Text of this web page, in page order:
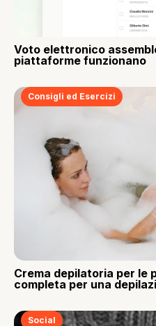
Voto elettronico
piattaforme funzionano
Consigli ed Esercizi
Crema depilatoria per le
completa per una
Social